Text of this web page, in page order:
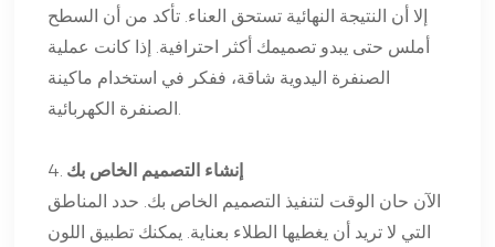
إلا أن النتيجة النهائية تستحق العناء. تأكد من أن السطح
أملس حتى يبدو تصميمك أكثر احترافية. إذا كانت عملية
الصنفرة اليدوية شاقة، ففكر في استخدام ماكينة
الصنفرة الكهربائية.
4. إنشاء التصميم الخاص بك
الآن حان الوقت لتنفيذ التصميم الخاص بك. حدد المناطق
التي لا تريد أن يغطيها الطلاء بعناية. يمكنك تطبيق اللون